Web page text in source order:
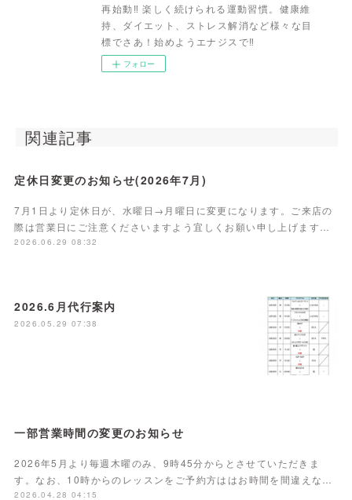
再始動‼ 楽しく続けられる運動習慣。健康維
持、ダイエット、ストレス解消など様々な目
標でさあ！始めようエナジスで‼
フォロー
関連記事
定休日変更のお知らせ(2026年7月)
7月1日より定休日が、水曜日→月曜日に変更になります。ご来店の
際は営業日にご注意くださいますよう宜しくお願い申し上げます…
2026.06.29 08:32
2026.6月代行案内
2026.05.29 07:38
一部営業時間の変更のお知らせ
2026年5月より毎週木曜のみ、9時45分からとさせていただきま
す。なお、10時からのレッスンをご予約方ははお時間を間違えな…
2026.04.28 04:15